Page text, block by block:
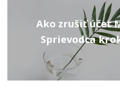
Ako zrušiť účet
Sprievodca